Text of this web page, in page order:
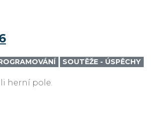
SOUTĚŽE - ÚSPĚCHY
herní pole.